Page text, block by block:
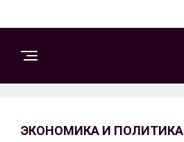
ЭКОНОМИКА И ПОЛИТИКА